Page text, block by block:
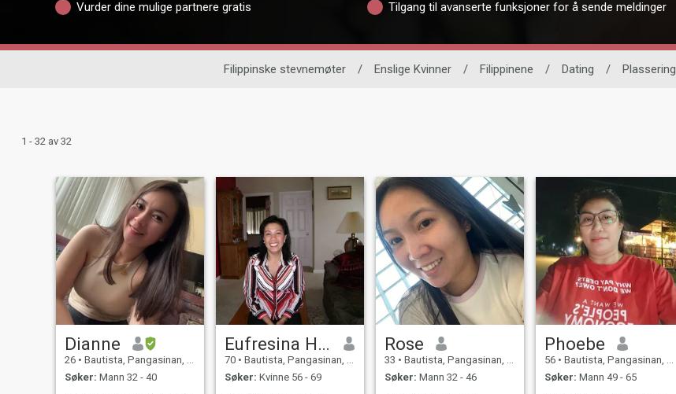
Vurder dine mulige partnere gratis Tilgang til avanserte funksjoner for å sende meldinger
Filippinske stevnemøter / Enslige Kvinner / Filippinene / Dating / Plassering
1 - 32 av 32
Dianne
26 • Bautista, Pangasinan, Filippinene
Søker: Mann 32 - 40
Eufresina Hubbs
70 • Bautista, Pangasinan, Filippinene
Søker: Kvinne 56 - 69
Rose
33 • Bautista, Pangasinan, Filippinene
Søker: Mann 32 - 46
Phoebe
56 • Bautista, Pangasinan, Filippinene
Søker: Mann 49 - 65